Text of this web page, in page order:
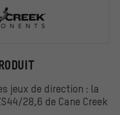
jeux de direction : la
28,6 de Cane Creek